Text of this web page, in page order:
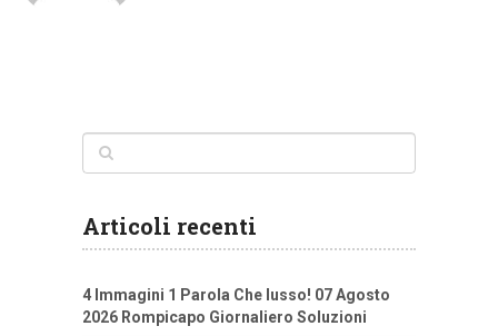
Articoli recenti
4 Immagini 1 Parola Che lusso! 07 Agosto
2026 Rompicapo Giornaliero Soluzioni